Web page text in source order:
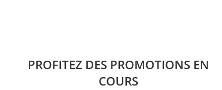
PROFITEZ DES PROMOTIONS EN
COURS